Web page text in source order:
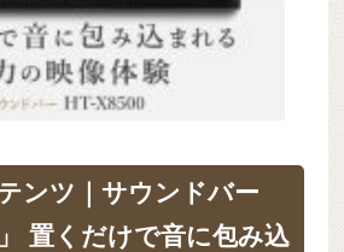
ンツ｜サウンドバー
」 置くだけで音に包み込